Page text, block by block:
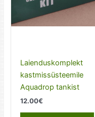
Laienduskomplekt
kastmissüsteemile
Aquadrop tankist
12.00€